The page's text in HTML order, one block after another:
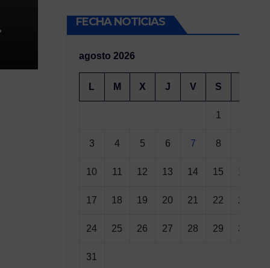
FECHA NOTICIAS
agosto 2026
L M X J V S
1
3 4 5 6 7 8
10 11 12 13 14 15 16
17 18 19 20 21 22 23
24 25 26 27 28 29 30
31